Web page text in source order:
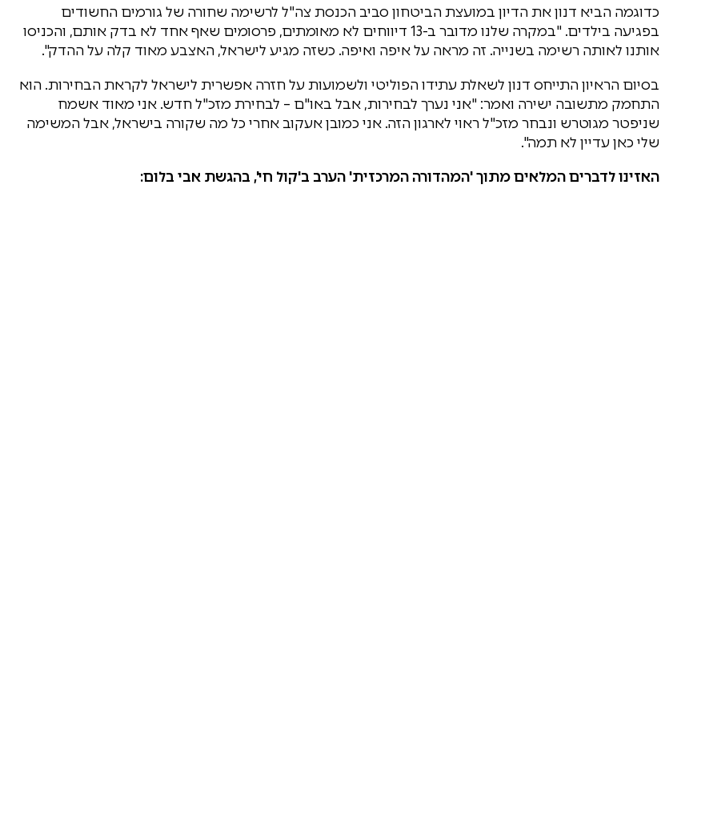
כדוגמה הביא דנון את הדיון במועצת הביטחון סביב הכנסת צה"ל לרשימה שחורה של גורמים החשודים
בפגיעה בילדים. "במקרה שלנו מדובר ב-13 דיווחים לא מאומתים, פרסומים שאף אחד לא בדק אותם, והכניסו
אותנו לאותה רשימה בשנייה. זה מראה על איפה ואיפה. כשזה מגיע לישראל, האצבע מאוד קלה על ההדק".
בסיום הראיון התייחס דנון לשאלת עתידו הפוליטי ולשמועות על חזרה אפשרית לישראל לקראת הבחירות. הוא
התחמק מתשובה ישירה ואמר: "אני נערך לבחירות, אבל באו"ם – לבחירת מזכ"ל חדש. אני מאוד אשמח
שניפטר מגוטרש ונבחר מזכ"ל ראוי לארגון הזה. אני כמובן אעקוב אחרי כל מה שקורה בישראל, אבל המשימה
שלי כאן עדיין לא תמה".
האזינו לדברים המלאים מתוך 'המהדורה המרכזית' הערב ב'קול חי', בהגשת אבי בלום: